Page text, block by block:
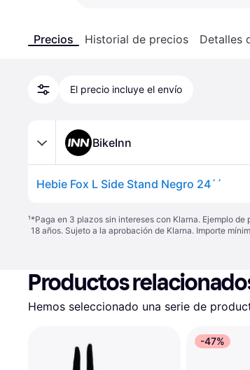
Precios Historial de precios Detalles
El precio incluye el envío
BikeInn
Hebie Fox L Side Stand Negro 24´´
¹*Paga en 3 plazos sin intereses con Klarna. Ejemplo
18 años. Sujeto a la aprobación de Klarna. Importe
Productos
Hemos seleccionado una serie de
-47%